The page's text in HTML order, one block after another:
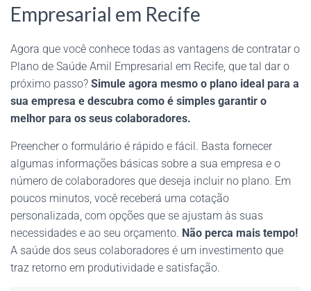
Empresarial em Recife
Agora que você conhece todas as vantagens de contratar o
Plano de Saúde Amil Empresarial em Recife, que tal dar o
próximo passo? Simule agora mesmo o plano ideal para a
sua empresa e descubra como é simples garantir o
melhor para os seus colaboradores.
Preencher o formulário é rápido e fácil. Basta fornecer
algumas informações básicas sobre a sua empresa e o
número de colaboradores que deseja incluir no plano. Em
poucos minutos, você receberá uma cotação
personalizada, com opções que se ajustam às suas
necessidades e ao seu orçamento. Não perca mais tempo!
A saúde dos seus colaboradores é um investimento que
traz retorno em produtividade e satisfação.